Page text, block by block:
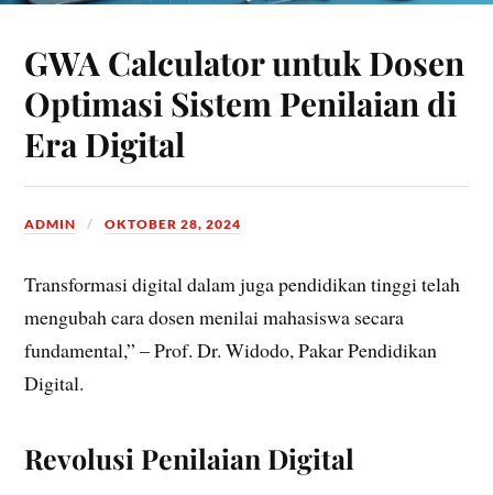
GWA Calculator untuk Dosen
Optimasi Sistem Penilaian di
Era Digital
ADMIN OKTOBER 28, 2024
Transformasi digital dalam juga pendidikan tinggi telah
mengubah cara dosen menilai mahasiswa secara
fundamental,” – Prof. Dr. Widodo, Pakar Pendidikan
Digital.
Revolusi Penilaian Digital